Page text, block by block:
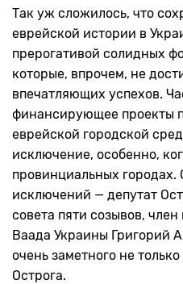
Так уж сложилось, что
еврейской истории в
прерогативой солидных
которые, впрочем, не
впечатляющих успехов.
финансирующее проекты
еврейской городской
исключение, особенно,
провинциальных городах.
исключений — депутат
совета пяти созывов,
Ваада Украины Григорий
очень заметного не
Острога.